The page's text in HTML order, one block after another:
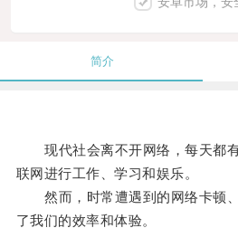
简介
现代社会离不开网络，每天都有
联网进行工作、学习和娱乐。
然而，时常遭遇到的网络卡顿、
了我们的效率和体验。